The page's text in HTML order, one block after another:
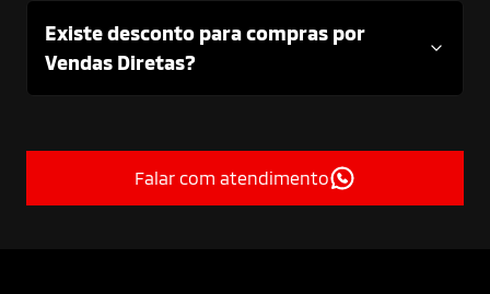
Existe desconto para compras por
Vendas Diretas?
Falar com atendimento